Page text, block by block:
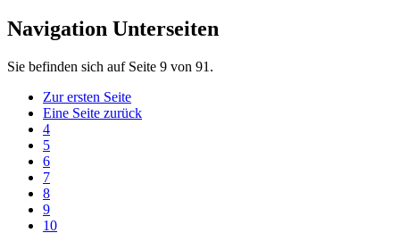
Navigation Unterseiten
Sie befinden sich auf Seite 9 von 91.
Zur ersten Seite
Eine Seite zurück
4
5
6
7
8
9
10